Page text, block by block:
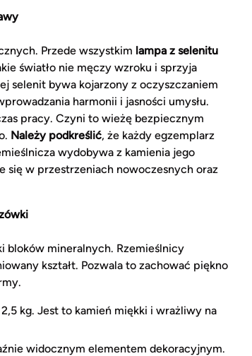
Przede wszystkim lampa z selenitu
światło nie męczy wzroku i sprzyja
selenit bywa kojarzony z oczyszczaniem
harmonii i jasności umysłu.
pracy. Czyni to wieżę bezpiecznym
Należy podkreślić, że każdy egzemplarz
wydobywa z kamienia jego
się w przestrzeniach nowoczesnych oraz
bloków mineralnych. Rzemieślnicy
kształt. Pozwala to zachować piękno
kg. Jest to kamień miękki i wrażliwy na
widocznym elementem dekoracyjnym.